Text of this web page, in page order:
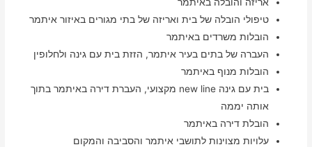
טיפולי הובלה של בית ואריזה של בתי מגורים באיזור איתמר
הובלות משרדים באיתמר
העברה של בתים בעיר איתמר, הזזת בית עם גינה ולחלופין
הובלות מנוף באיתמר
בית עם גינה new line מקצועי, העברת דירה באיתמר בתוך
אותה יממה
הובלת דירה באיתמר
עלויות מצוינות לתושבי איתמר והסביבה והמקום